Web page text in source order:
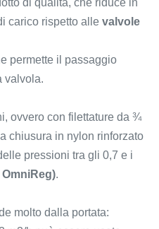
di qualità, che riduce in
carico rispetto alle valvole
permette il passaggio
valvola.
ovvero con filettature da ¾
chiusura in nylon rinforzato
pressioni tra gli 0,7 e i
.
molto dalla portata: